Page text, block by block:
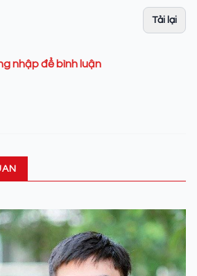
Tải lại
nhập để bình luận